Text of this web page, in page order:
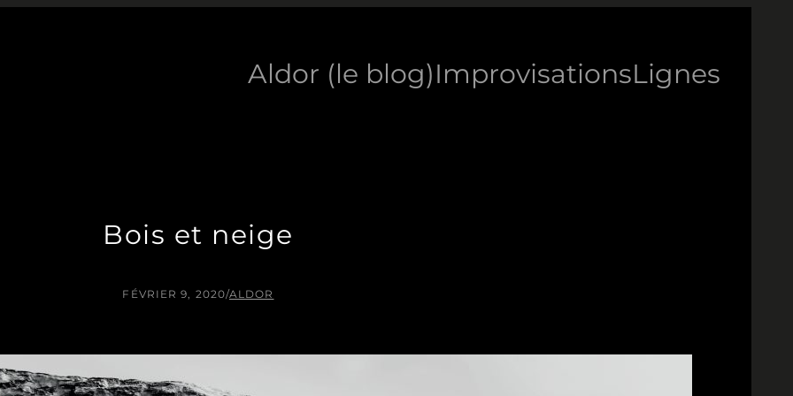
Aldor (le blog)ImprovisationsLignes
Bois et neige
FÉVRIER 9, 2020/ALDOR